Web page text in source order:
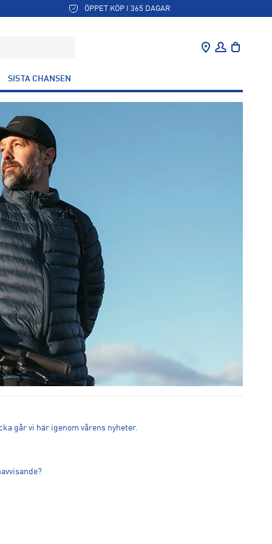
ÖPPET KÖP I 365 DAGAR
SISTA CHANSEN
går vi här igenom vårens nyheter.